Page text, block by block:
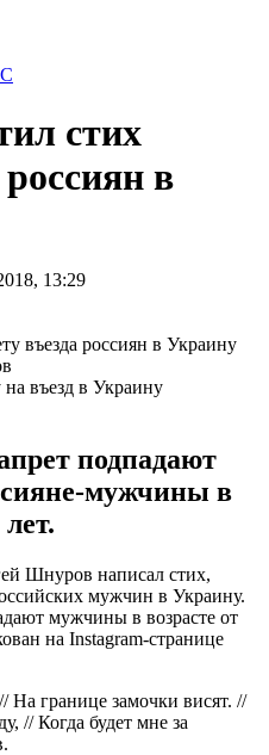
стих
россиян в
13:29
въезд в Украину
подпадают
мужчины в
Шнуров написал стих,
мужчин в Украину.
мужчины в возрасте от
на Instagram-странице
На границе замочки висят. //
// Когда будет мне за